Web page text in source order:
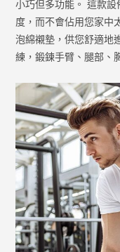
小巧但多功能。 這款
度，而不會佔用您家中
泡綿襯墊，供您舒適地
練，鍛鍊手臂、腿部、